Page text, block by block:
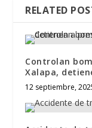
RELATED
Controlan
Xalapa,
12 septiembre,